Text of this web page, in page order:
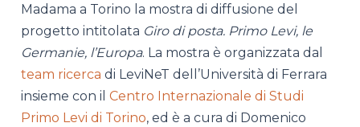
Madama a Torino la mostra di diffusione del
progetto intitolata Giro di posta. Primo Levi, le
Germanie, l’Europa. La mostra è organizzata dal
team ricerca di LeviNeT dell’Università di Ferrara
insieme con ilCentro Internazionale di Studi
Primo Levi di Torino, ed è a cura di Domenico